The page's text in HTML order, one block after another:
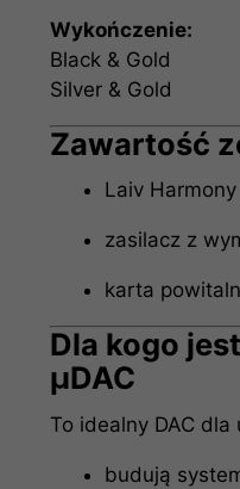
Wykończenie:
Black & Gold
Silver & Gold
Zawartość
Laiv Harmony
zasilacz z
karta
Dla kogo
µDAC
To idealny DAC
budują